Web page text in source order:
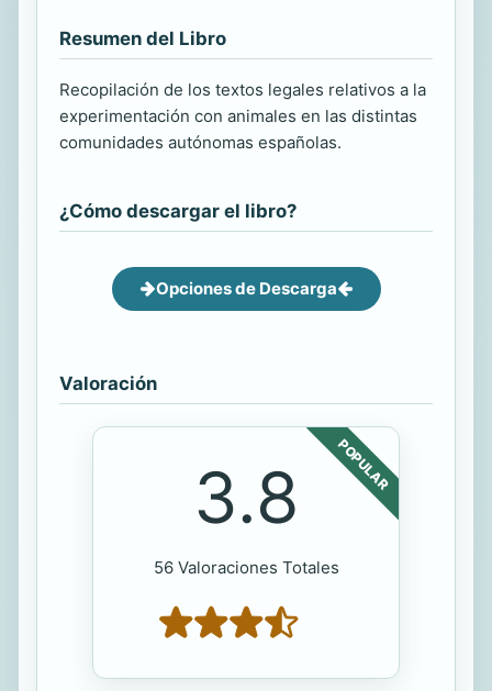
Resumen del Libro
Recopilación de los textos legales relativos a la
experimentación con animales en las distintas
comunidades autónomas españolas.
¿Cómo descargar el libro?
Opciones de Descarga
Valoración
POPULAR
3.8
56 Valoraciones Totales